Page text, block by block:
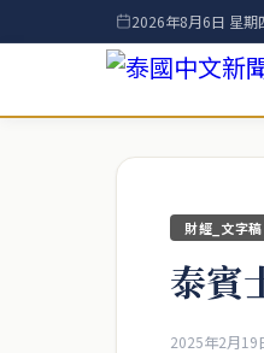
2026年8月6日 星期
財經_文字稿
泰賓
2025年2月19